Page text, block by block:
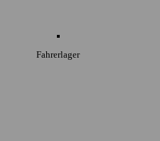
Fahrerlager